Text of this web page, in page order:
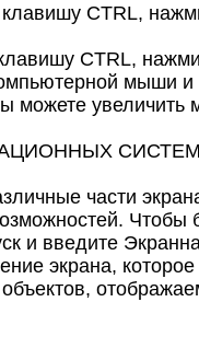
CTRL,
CTRL,
мыши
можете увеличить
части
Чтобы
и введите
экрана,
объектов,